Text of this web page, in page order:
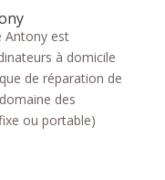
Antony est
à domicile
de réparation de
des
ou portable)